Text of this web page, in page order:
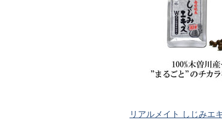
リアルメイト しじみエ